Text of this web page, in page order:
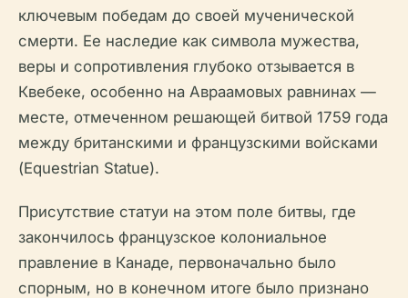
ключевым победам до своей мученической
смерти. Ее наследие как символа мужества,
веры и сопротивления глубоко отзывается в
Квебеке, особенно на Авраамовых равнинах —
месте, отмеченном решающей битвой 1759 года
между британскими и французскими войсками
(Equestrian Statue).
Присутствие статуи на этом поле битвы, где
закончилось французское колониальное
правление в Канаде, первоначально было
спорным, но в конечном итоге было признано